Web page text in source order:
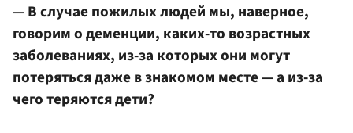
— В случае пожилых людей мы, наверное,
говорим о деменции, каких-то возрастных
заболеваниях, из-за которых они могут
потеряться даже в знакомом месте — а из-за
чего теряются дети?